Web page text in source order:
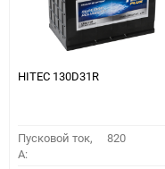
HITEC 130D31R
Пусковой ток,
A:
820